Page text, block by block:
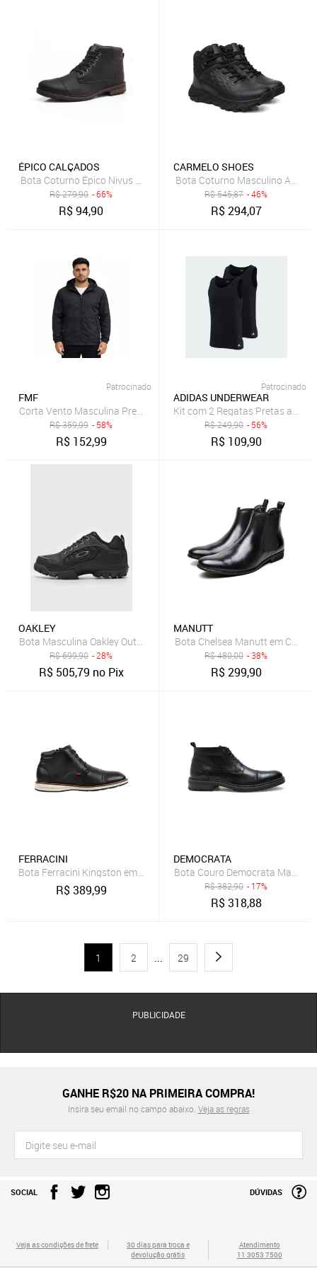
ÉPICO CALÇADOS
Bota Coturno Épico Nivus Casual Preto
R$279,90 - 66%
R$94,90
CARMELO SHOES
Bota Coturno Masculino
R$545,87 - 46%
R$294,07
Patrocinado
FMF
Corta Vento Masculina Preta Leve Com Capuz Removivel Preto
R$359,99 - 58%
R$ 152,99
Patrocinado
ADIDAS UNDERWEAR
Kit com 2 Regatas Pretas
R$249,90 - 56%
R$ 109,90
OAKLEY
Bota Masculina Oakley Outdoor Mod Halftrack III Preta
R$699,90 - 28%
R$ 505,79 no Pix
MANUTT
Bota Chelsea Manutt em Couro
R$480,00 - 38%
R$299,90
FERRACINI
Bota Ferracini Kingston em Couro - Masculino
R$389,99
DEMOCRATA
Bota Couro Democrata
R$382,90 - 17%
R$318,88
1 2 ... 29
PUBLICIDADE
GANHE R$20 NA PRIMEIRA COMPRA!
Insira seu email no campo abaixo. Veja as regras
SOCIAL DÚVIDAS
Veja as condições de frete
30 dias para troca e
devolução grátis
Atendimento
11 3053 7500